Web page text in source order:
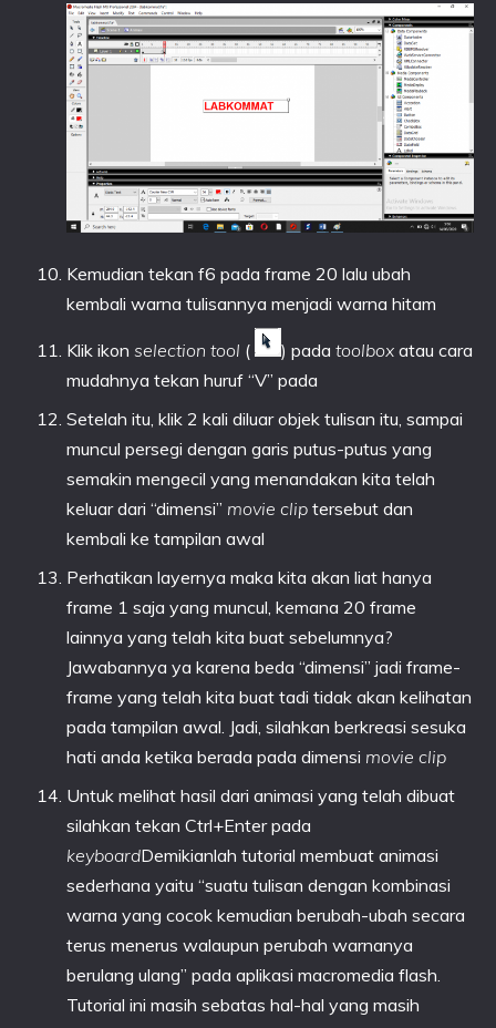
Kemudian tekan f6 pada frame 20 lalu ubah
kembali warna tulisannya menjadi warna hitam
Klik ikon selection tool ( ) pada toolbox atau cara
mudahnya tekan huruf “V” pada
Setelah itu, klik 2 kali diluar objek tulisan itu, sampai
muncul persegi dengan garis putus-putus yang
semakin mengecil yang menandakan kita telah
keluar dari “dimensi” movie clip tersebut dan
kembali ke tampilan awal
Perhatikan layernya maka kita akan liat hanya
frame 1 saja yang muncul, kemana 20 frame
lainnya yang telah kita buat sebelumnya?
Jawabannya ya karena beda “dimensi” jadi frame-
frame yang telah kita buat tadi tidak akan kelihatan
pada tampilan awal. Jadi, silahkan berkreasi sesuka
hati anda ketika berada pada dimensi movie clip
Untuk melihat hasil dari animasi yang telah dibuat
silahkan tekan Ctrl+Enter pada
keyboardDemikianlah tutorial membuat animasi
sederhana yaitu “suatu tulisan dengan kombinasi
warna yang cocok kemudian berubah-ubah secara
terus menerus walaupun perubah warnanya
berulang ulang” pada aplikasi macromedia flash.
Tutorial ini masih sebatas hal-hal yang masih